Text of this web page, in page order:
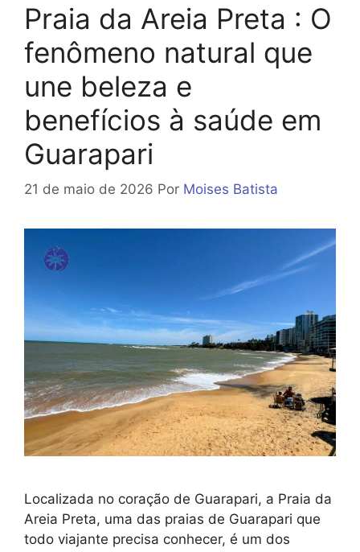
Praia da Areia Preta : O
fenômeno natural que
une beleza e
benefícios à saúde em
Guarapari
21 de maio de 2026 Por Moises Batista
Localizada no coração de Guarapari, a Praia da
Areia Preta, uma das praias de Guarapari que
todo viajante precisa conhecer, é um dos